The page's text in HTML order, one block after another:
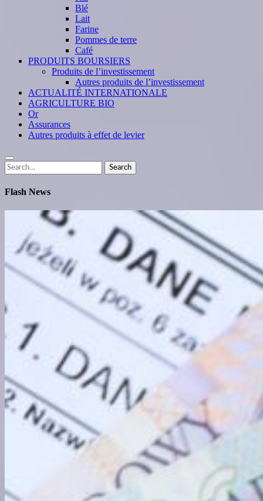
Blé
Lait
Farine
Pommes de terre
Café
PRODUITS BOURSIERS
Produits de l’investissement
Autres produits de l’investissement
ACTUALITÉ INTERNATIONALE
AGRICULTURE BIO
Or
Assurances
Autres produits à effet de levier
Search
for:
Search
Flash News